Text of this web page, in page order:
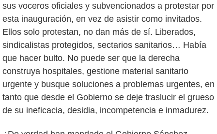
sus voceros oficiales y subvencionados a protestar por
esta inauguración, en vez de asistir como invitados.
Ellos solo protestan, no dan más de sí. Liberados,
sindicalistas protegidos, sectarios sanitarios… Había
que hacer bulto. No puede ser que la derecha
construya hospitales, gestione material sanitario
urgente y busque soluciones a problemas urgentes, en
tanto que desde el Gobierno se deje traslucir el grueso
de su ineficacia, desidia, incompetencia e inmadurez.